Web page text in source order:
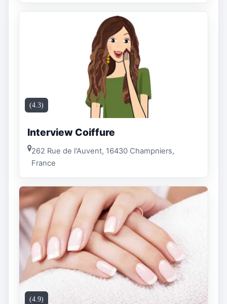
(4.3)
Interview Coiffure
262 Rue de l'Auvent, 16430 Champniers,
France
(4.9)